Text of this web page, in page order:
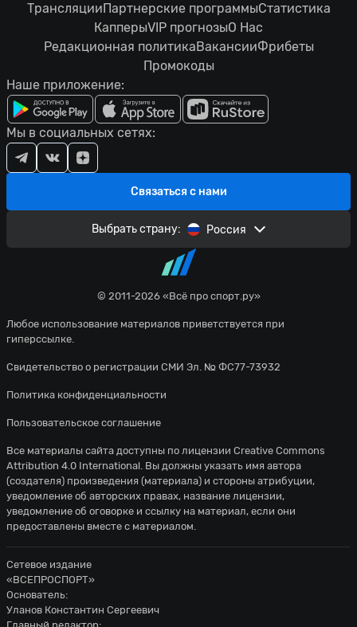
© 2011-2026 «Всё про спорт.ру»
Любое использование материалов приветствуется при
гиперссылке.
Свидетельство о регистрации СМИ Эл. № ФС77-73932
Политика конфиденциальности
Пользовательское соглашение
ТрансляцииПартнерские программыСтатистика
КапперыVIP прогнозыО Нас
Редакционная политикаВакансииФрибеты
Промокоды
Наше приложение:
Связаться с нами
Мы в социальных сетях:
Выбрать страну: Россия
Все материалы сайта доступны по лицензии Creative Commons
Attribution 4.0 International. Вы должны указать имя автора
(создателя) произведения (материала) и стороны атрибуции,
уведомление об авторских правах, название лицензии,
уведомление об оговорке и ссылку на материал, если они
предоставлены вместе с материалом.
Сетевое издание
«ВСЕПРОСПОРТ»
Основатель:
Уланов Константин Сергеевич